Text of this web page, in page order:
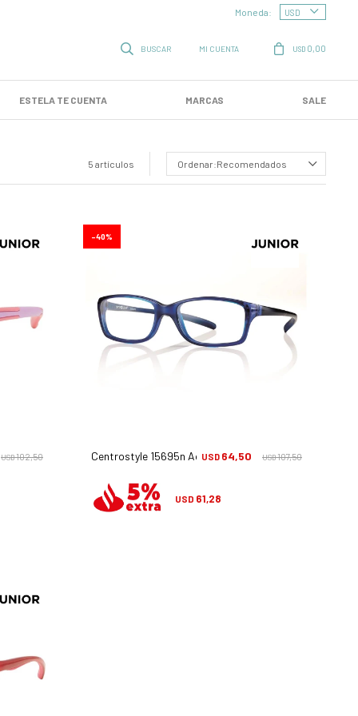
ESTELA TE CUENTA MARCAS SALE
USD 0,00
Moneda:
5 artículos Recomendados
USD102,50 Centrostyle 15695n Active - Azul
USD 64,50 USD107,50
40
USD 61,28